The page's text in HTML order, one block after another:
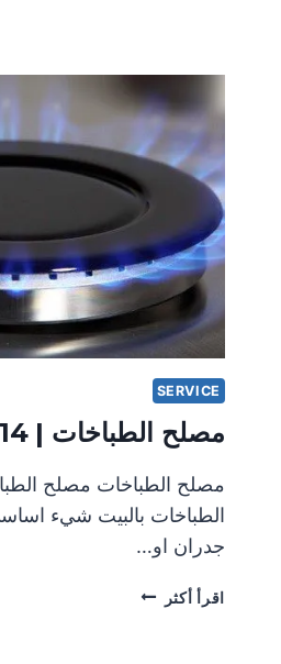
SERVICE
مصلح الطباخات | 51184414
الطباخات بالبيت شيء
جدران او…
اقرأ أكثر
مصلح